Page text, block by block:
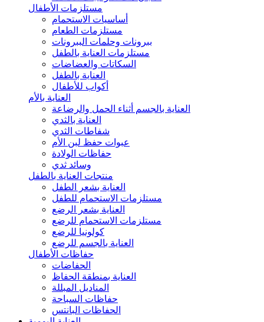
مستلزمات الأطفال
أساسيات الاستحمام
مستلزمات الطعام
ببرونات وحلمات الببرونات
مستلزمات العناية بالطفل
السكاتات والعضاضات
العناية بالطفل
أكواب للأطفال
العناية بالأم
العناية بالجسم أثناء الحمل والرضاعة
العناية بالثدي
شفاطات الثدي
عبوات حفظ لبن الأم
حفاظات الولادة
وسائد ثدي
منتجات العناية بالطفل
العناية بشعر الطفل
مستلزمات الاستحمام للطفل
العناية بشعر الرضع
مستلزمات الاستحمام للرضع
كولونيا للرضع
العناية بالجسم للرضع
حفاظات الأطفال
الحفاضات
العناية بمنطقة الحفاظ
المناديل المبللة
حفاظات السباحة
الحفاظات البانتس